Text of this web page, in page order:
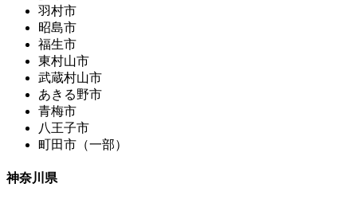
羽村市
昭島市
福生市
東村山市
武蔵村山市
あきる野市
青梅市
八王子市
町田市（一部）
神奈川県